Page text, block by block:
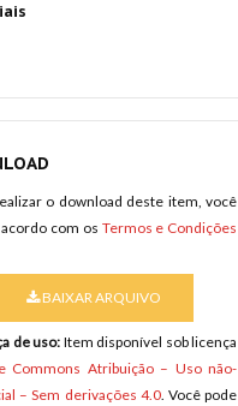
o download deste item, você
com os Termos e Condições
BAIXAR ARQUIVO
de uso:Item disponível sob licença
Commons Atribuição – Uso não-
– Sem derivações 4.0. Você pode